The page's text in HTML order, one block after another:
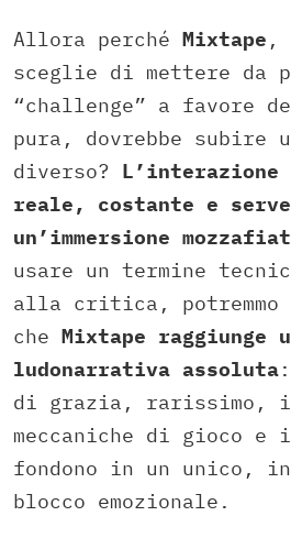
Allora perché Mixtape ,
sceglie di mettere da
“challenge” a favore
pura, dovrebbe subire
diverso?
reale, costante e
un’immersione
usare un termine
alla critica, potremmo
che Mixtape raggiunge
ludonarrativa assoluta
di grazia, rarissimo,
meccaniche di gioco
fondono in un unico,
blocco emozionale.